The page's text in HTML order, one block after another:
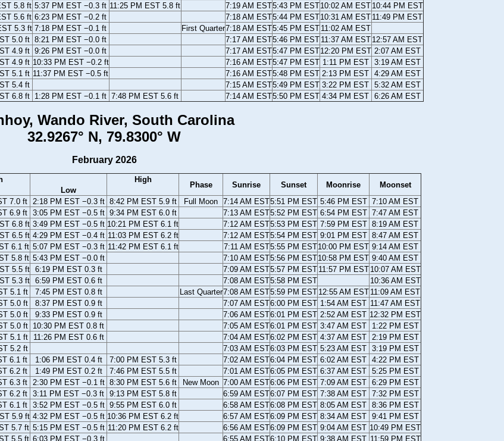
5.8 ft 5:37 PM EST −0.3 ft 11:25 PM EST 5.8 ft 7:19 AM EST5:43 PM EST10:02 AM EST 10:44 PM EST
5.6 ft 6:23 PM EST −0.2 ft 7:18 AM EST5:44 PM EST10:31 AM EST 11:49 PM EST
5.3 ft 7:18 PM EST −0.1 ft First Quarter7:18 AM EST5:45 PM EST 11:02 AM EST
5.0 ft 8:21 PM EST −0.0 ft 7:17 AM EST5:46 PM EST 11:37 AM EST 12:57 AM EST
4.9 ft 9:26 PM EST −0.0 ft 7:17 AM EST5:47 PM EST12:20 PM EST 2:07 AM EST
4.9 ft 10:33 PM EST −0.2 ft 7:16 AM EST5:47 PM EST 1:11 PM EST
3:19 AM EST
5.1 ft 11:37 PM EST −0.5 ft 7:16 AM EST5:48 PM EST 2:13 PM EST 4:29 AM EST
5.4 ft 7:15 AM EST5:49 PM EST 3:22 PM EST 5:32 AM EST
6.8 ft 1:28 PM EST −0.1 ft 7:48 PM EST 5.6 ft 7:14 AM EST5:50 PM EST 4:34 PM EST 6:26 AM EST
Wando River, South Carolina
32.9267° N, 79.8300° W
February 2026
Low
High
Phase Sunrise Sunset Moonrise
Moonset
7.0 ft 2:18 PM EST −0.3 ft 8:42 PM EST 5.9 ft Full Moon 7:14 AM EST5:51 PM EST 5:46 PM EST 7:10 AM EST
6.9 ft 3:05 PM EST −0.5 ft 9:34 PM EST 6.0 ft 7:13 AM EST5:52 PM EST 6:54 PM EST 7:47 AM EST
6.8 ft 3:49 PM EST −0.5 ft 10:21 PM EST 6.1 ft 7:12 AM EST5:53 PM EST 7:59 PM EST 8:19 AM EST
6.5 ft 4:29 PM EST −0.4 ft 11:03 PM EST 6.2 ft 7:12 AM EST5:54 PM EST 9:01 PM EST 8:47 AM EST
6.1 ft 5:07 PM EST −0.3 ft 11:42 PM EST 6.1 ft 7:11 AM EST5:55 PM EST10:00 PM EST 9:14 AM EST
5.8 ft 5:43 PM EST −0.0 ft 7:10 AM EST5:56 PM EST10:58 PM EST 9:40 AM EST
5.5 ft 6:19 PM EST 0.3 ft 7:09 AM EST5:57 PM EST 11:57 PM EST 10:07 AM EST
5.3 ft 6:59 PM EST 0.6 ft 7:08 AM EST5:58 PM EST
10:36 AM EST
5.1 ft 7:45 PM EST 0.8 ft Last Quarter7:08 AM EST5:59 PM EST 12:55 AM EST 11:09 AM EST
5.0 ft 8:37 PM EST 0.9 ft 7:07 AM EST6:00 PM EST 1:54 AM EST 11:47 AM EST
5.0 ft 9:33 PM EST 0.9 ft 7:06 AM EST6:01 PM EST 2:52 AM EST 12:32 PM EST
5.0 ft 10:30 PM EST 0.8 ft 7:05 AM EST6:01 PM EST 3:47 AM EST
1:22 PM EST
5.1 ft 11:26 PM EST 0.6 ft 7:04 AM EST6:02 PM EST 4:37 AM EST
2:19 PM EST
5.2 ft 7:03 AM EST6:03 PM EST 5:23 AM EST 3:19 PM EST
6.1 ft 1:06 PM EST 0.4 ft 7:00 PM EST 5.3 ft 7:02 AM EST6:04 PM EST 6:02 AM EST 4:22 PM EST
6.2 ft 1:49 PM EST 0.2 ft 7:46 PM EST 5.5 ft 7:01 AM EST6:05 PM EST 6:37 AM EST 5:25 PM EST
6.3 ft 2:30 PM EST −0.1 ft 8:30 PM EST 5.6 ft New Moon 7:00 AM EST6:06 PM EST 7:09 AM EST 6:29 PM EST
6.2 ft 3:11 PM EST −0.3 ft 9:13 PM EST 5.8 ft 6:59 AM EST6:07 PM EST 7:38 AM EST 7:32 PM EST
6.1 ft 3:52 PM EST −0.5 ft 9:55 PM EST 6.0 ft 6:58 AM EST6:08 PM EST 8:05 AM EST 8:36 PM EST
5.9 ft 4:32 PM EST −0.5 ft 10:36 PM EST 6.2 ft 6:57 AM EST6:09 PM EST 8:34 AM EST 9:41 PM EST
5.7 ft 5:15 PM EST −0.5 ft 11:20 PM EST 6.2 ft 6:56 AM EST6:09 PM EST 9:04 AM EST 10:49 PM EST
5.5 ft 6:03 PM EST −0.3 ft 6:55 AM EST6:10 PM EST 9:38 AM EST 11:59 PM EST